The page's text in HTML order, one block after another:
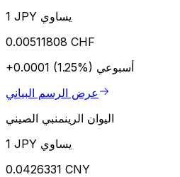
1 JPY يساوي
0.00511808 CHF
+0.0001 (1.25%) أسبوعي
عرض الرسم البياني
اليوان الرينمنبي الصيني
1 JPY يساوي
0.0426331 CNY